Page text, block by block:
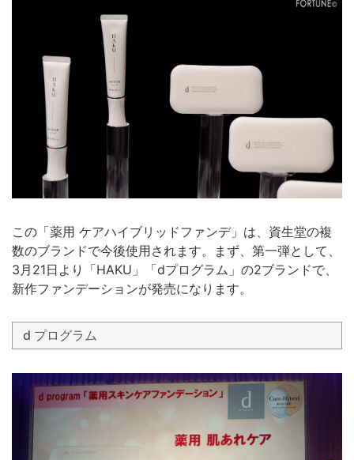
この「薬用 ケアハイブリッドファンデ」は、資生堂の複
数のブランドで今後使用されます。まず、第一弾として、
3月21日より「HAKU」「dプログラム」の2ブランドで、
新作ファンデーションが発売になります。
d プログラム